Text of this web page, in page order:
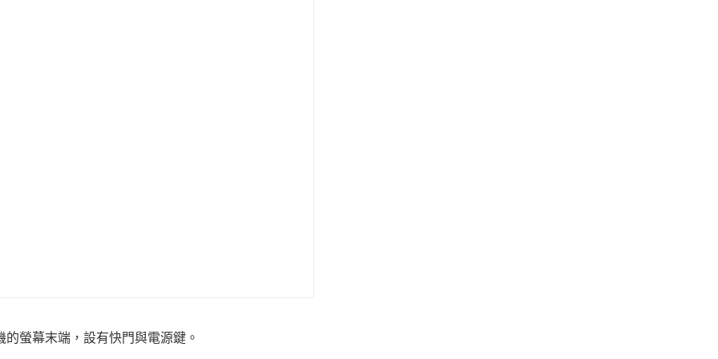
螢幕末端，設有快門與電源鍵。